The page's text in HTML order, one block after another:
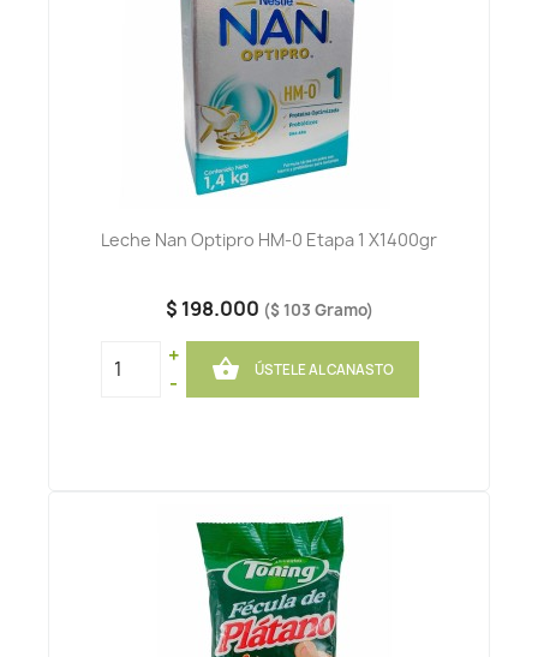
Leche Nan Optipro HM-0 Etapa 1 X1400gr
$ 198.000 ($ 103 Gramo)
+
-
 ÚSTELE AL CANASTO